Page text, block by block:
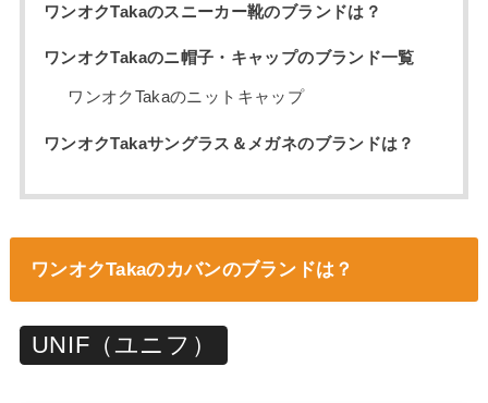
ワンオクTakaのスニーカー靴のブランドは？
ワンオクTakaのニ帽子・キャップのブランド一覧
ワンオクTakaのニットキャップ
ワンオクTakaサングラス＆メガネのブランドは？
ワンオクTakaのカバンのブランドは？
UNIF（ユニフ）